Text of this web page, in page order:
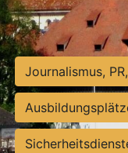
Journalismus,